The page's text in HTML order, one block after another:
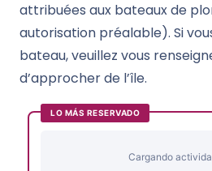
attribuées aux bateaux de
autorisation préalable). Si
bateau, veuillez vous
d’approcher de l’île.
LO MÁS RESERVADO
Cargando